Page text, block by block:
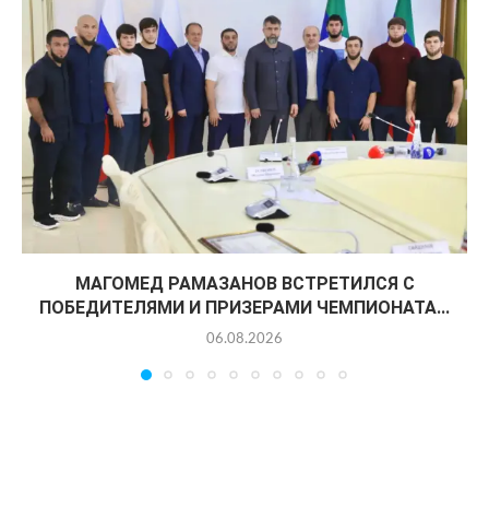
МАГОМЕД РАМАЗАНОВ ВСТРЕТИЛСЯ С
ПОБЕДИТЕЛЯМИ И ПРИЗЕРАМИ ЧЕМПИОНАТА...
06.08.2026